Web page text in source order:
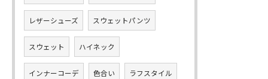
レザーシューズ スウェットパンツ
スウェット ハイネック
インナーコーデ 色合い ラフスタイル